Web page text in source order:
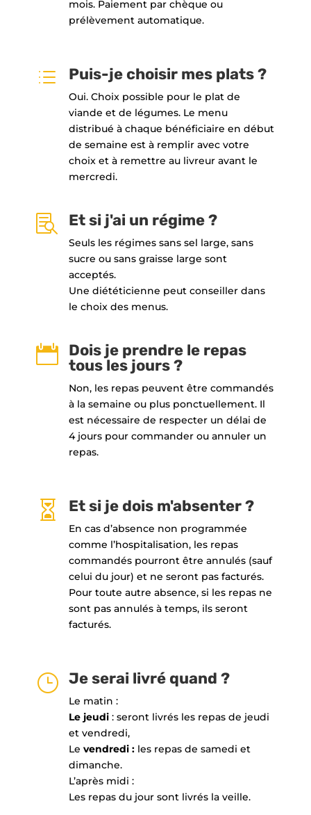
mois. Paiement par chèque ou
prélèvement automatique.
d Puis-je choisir mes plats ?
Oui. Choix possible pour le plat de
viande et de légumes. Le menu
distribué à chaque bénéficiaire en début
de semaine est à remplir avec votre
choix et à remettre au livreur avant le
mercredi.
 Et si j'ai un régime ?
Seuls les régimes sans sel large, sans
sucre ou sans graisse large sont
acceptés.
Une diététicienne peut conseiller dans
le choix des menus.
 Dois je prendre le repas
tous les jours ?
Non, les repas peuvent être commandés
à la semaine ou plus ponctuellement. Il
est nécessaire de respecter un délai de
4 jours pour commander ou annuler un
repas.
 Et si je dois m'absenter ?
En cas d’absence non programmée
comme l’hospitalisation, les repas
commandés pourront être annulés (sauf
celui du jour) et ne seront pas facturés.
Pour toute autre absence, si les repas ne
sont pas annulés à temps, ils seront
facturés.
} Je serai livré quand ?
Le matin :
Le jeudi: seront livrés les repas de jeudi
et vendredi,
Le vendredi :les repas de samedi et
dimanche.
L’après midi :
Les repas du jour sont livrés la veille.